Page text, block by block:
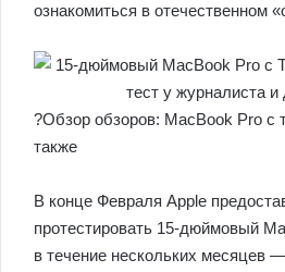
ознакомиться в отечественном
?Обзор обзоров: MacBook Pro с
также
В конце Февраля Apple
протестировать 15-дюймовый
в течение нескольких месяцев